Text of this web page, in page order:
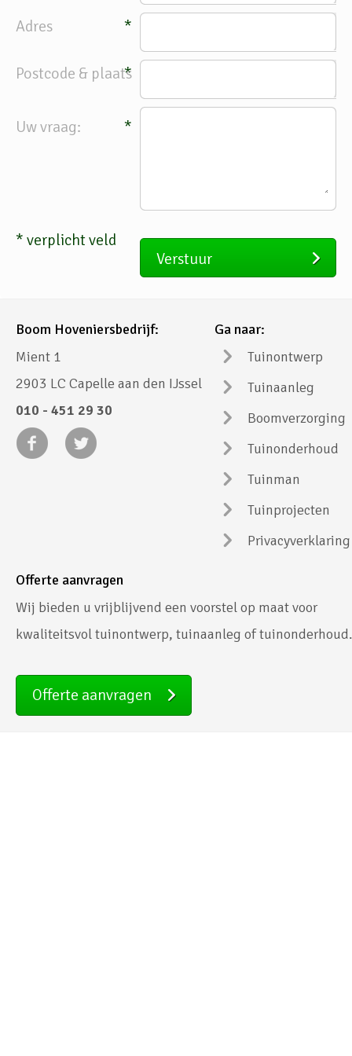
*
Adres
*
Postcode & plaats
Uw vraag: *
* verplicht veld
Verstuur
Boom Hoveniersbedrijf:
Mient 1
2903 LC Capelle aan den IJssel
010 - 451 29 30
Ga naar:
Tuinontwerp
Tuinaanleg
Boomverzorging
Tuinonderhoud
Tuinman
Tuinprojecten
Privacyverklaring
Offerte aanvragen
Wij bieden u vrijblijvend een voorstel op maat voor
kwaliteitsvol tuinontwerp, tuinaanleg of tuinonderhoud.
Offerte aanvragen